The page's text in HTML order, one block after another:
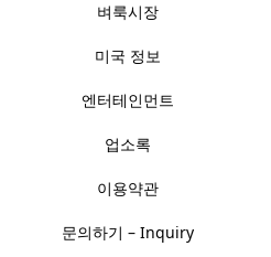
벼룩시장
미국 정보
엔터테인먼트
업소록
이용약관
문의하기 – Inquiry